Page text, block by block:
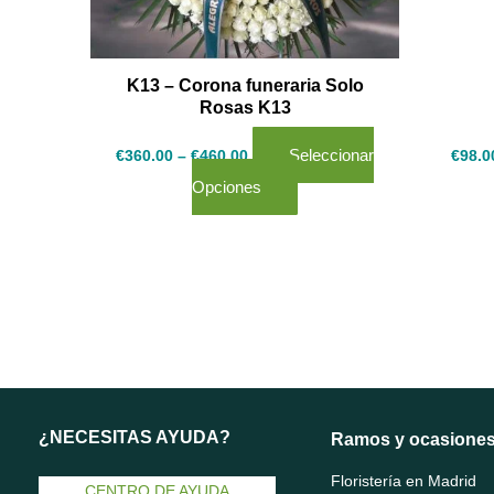
K13 – Corona funeraria Solo
Rosas K13
€360.00 – €460.00
Seleccionar
Opciones
pueden
elegir
en
página
de
producto
€
¿NECESITAS AYUDA? Ramos y
Floristería en Madrid